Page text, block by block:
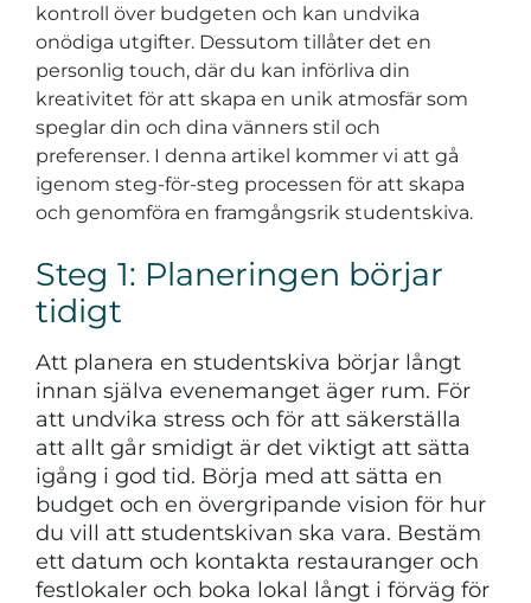
kontroll över budgeten och kan undvika
onödiga utgifter. Dessutom tillåter det en
personlig touch, där du kan införliva din
kreativitet för att skapa en unik atmosfär som
speglar din och dina vänners stil och
preferenser. I denna artikel kommer vi att gå
igenom steg-för-steg processen för att skapa
och genomföra en framgångsrik studentskiva.
Steg 1: Planeringen börjar
tidigt
Att planera en studentskiva börjar långt
innan själva evenemanget äger rum. För
att undvika stress och för att säkerställa
att allt går smidigt är det viktigt att sätta
igång i god tid. Börja med att sätta en
budget och en övergripande vision för hur
du vill att studentskivan ska vara. Bestäm
ett datum och kontakta restauranger och
festlokaler och boka lokal långt i förväg för